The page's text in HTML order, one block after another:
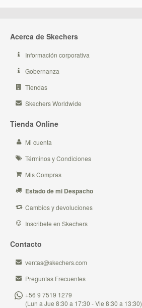
Acerca de Skechers
Información corporativa
Gobernanza
Tiendas
Skechers Worldwide
Tienda Online
Mi cuenta
Términos y Condiciones
Mis Compras
Estado de mi Despacho
Cambios y devoluciones
Inscribete en Skechers
Contacto
ventas@skechers.com
Preguntas Frecuentes
+56 9 7519 1279
(Lun a Jue 8:30 a 17:30 - Vie 8:30 a 13:30)